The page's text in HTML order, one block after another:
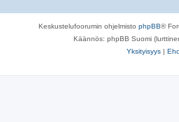
Keskustelufoorumin ohjelmisto phpBB®
Käännös: phpBB Suomi
Yksityisyys |